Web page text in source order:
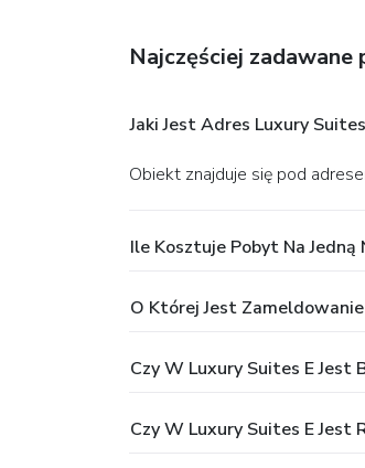
Najczęściej zadawane
Jaki Jest Adres Luxury
Obiekt znajduje się pod
Ile Kosztuje Pobyt Na Jedną
O Której Jest
Czy W Luxury Suites E Jest
Czy W Luxury Suites E Jest